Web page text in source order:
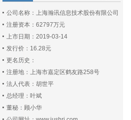
公司名称：上海瀚讯信息技术股份有限公司
注册资本：62797万元
上市日期：2019-03-14
发行价：16.28元
更名历史：
注册地：上海市嘉定区鹤友路258号
法人代表：胡世平
总经理：叶斌
董秘：顾小华